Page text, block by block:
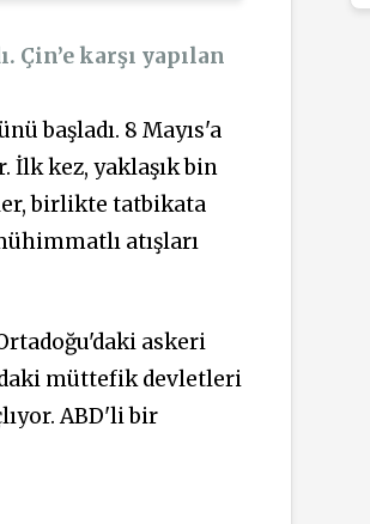
karşı yapılan
başladı. 8 Mayıs'a
İlk kez, yaklaşık bin
birlikte tatbikata
atışları
askeri
müttefik devletleri
ABD'li bir